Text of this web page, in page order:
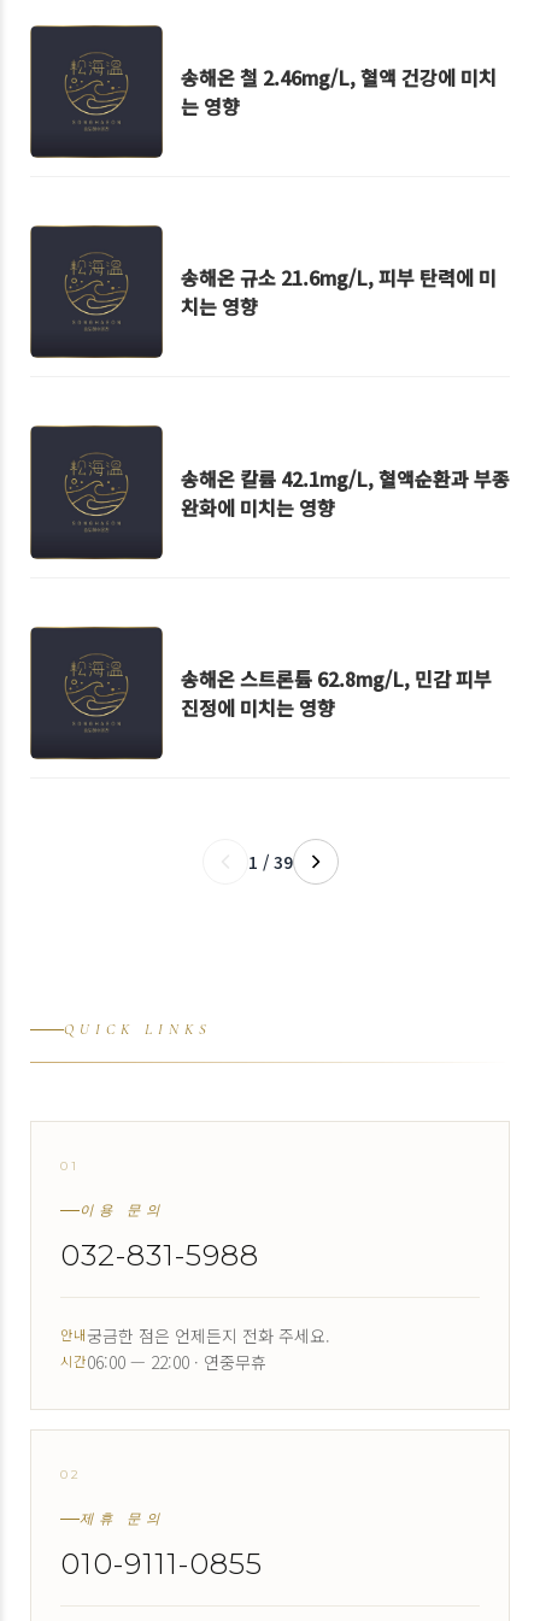
송해온 철 2.46mg/L, 혈액 건강에 미치
는 영향
송해온 규소 21.6mg/L, 피부 탄력에 미
치는 영향
송해온 칼륨 42.1mg/L, 혈액순환과 부종
완화에 미치는 영향
송해온 스트론튬 62.8mg/L, 민감 피부
진정에 미치는 영향
1 / 39
QUICK LINKS
01
이용 문의
032-831-5988
안내궁금한 점은 언제든지 전화 주세요.
시간06:00 — 22:00 · 연중무휴
02
제휴 문의
010-9111-0855